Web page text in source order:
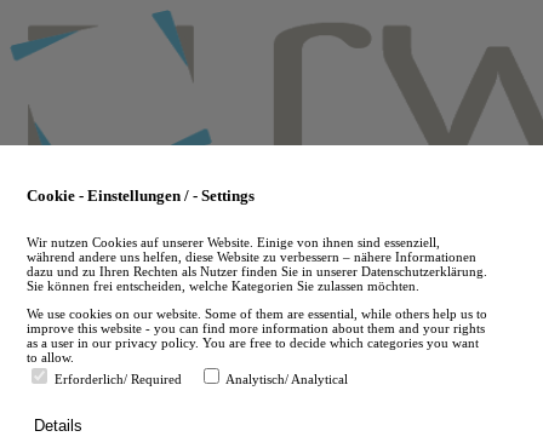
to
main
en
Cookie - Einstellungen / - Settings
Wir nutzen Cookies auf unserer Website. Einige von ihnen sind essenziell,
während andere uns helfen, diese Website zu verbessern – nähere Informationen
dazu und zu Ihren Rechten als Nutzer finden Sie in unserer Datenschutzerklärung.
Sie können frei entscheiden, welche Kategorien Sie zulassen möchten.
We use cookies on our website. Some of them are essential, while others help us to
improve this website - you can find more information about them and your rights
as a user in our privacy policy. You are free to decide which categories you want
to allow.
Erforderlich/ Required
Analytisch/ Analytical
Details